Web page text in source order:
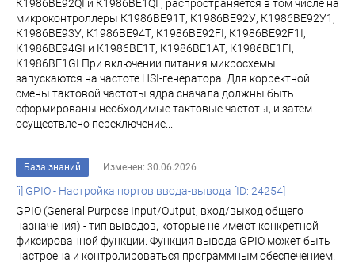
К1986ВЕ92QI и К1986ВЕ1QI , распространяется в том числе на
микроконтроллеры К1986ВЕ91Т, К1986ВЕ92У, К1986ВЕ92У1,
К1986ВЕ93У, К1986ВЕ94Т, К1986ВЕ92FI, К1986ВЕ92F1I,
К1986ВЕ94GI и К1986ВЕ1Т, К1986ВЕ1АТ, К1986ВЕ1FI,
К1986ВЕ1GI При включении питания микросхемы
запускаются на частоте HSI-генератора. Для корректной
смены тактовой частоты ядра сначала должны быть
сформированы необходимые тактовые частоты, и затем
осуществлено переключение...
База знаний Изменен: 30.06.2026
[i] GPIO - Настройка портов ввода-вывода [ID: 24254]
GPIO (General Purpose Input/Output, вход/выход общего
назначения) - тип выводов, которые не имеют конкретной
фиксированной функции. Функция вывода GPIO может быть
настроена и контролироваться программным обеспечением.